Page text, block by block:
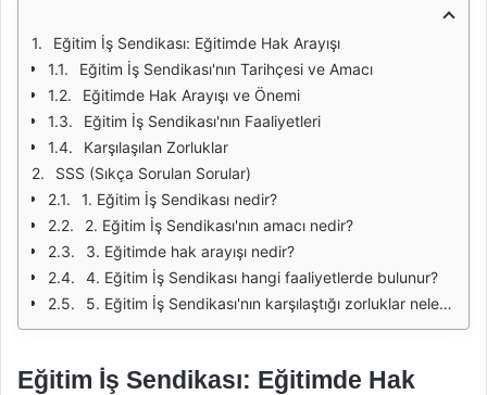
Eğitim İş Sendikası: Eğitimde Hak Arayışı
Eğitim İş Sendikası'nın Tarihçesi ve Amacı
Eğitimde Hak Arayışı ve Önemi
Eğitim İş Sendikası'nın Faaliyetleri
Karşılaşılan Zorluklar
SSS (Sıkça Sorulan Sorular)
1. Eğitim İş Sendikası nedir?
2. Eğitim İş Sendikası'nın amacı nedir?
3. Eğitimde hak arayışı nedir?
4. Eğitim İş Sendikası hangi faaliyetlerde bulunur?
5. Eğitim İş Sendikası'nın karşılaştığı zorluklar nelerdir?
Eğitim İş Sendikası: Eğitimde Hak